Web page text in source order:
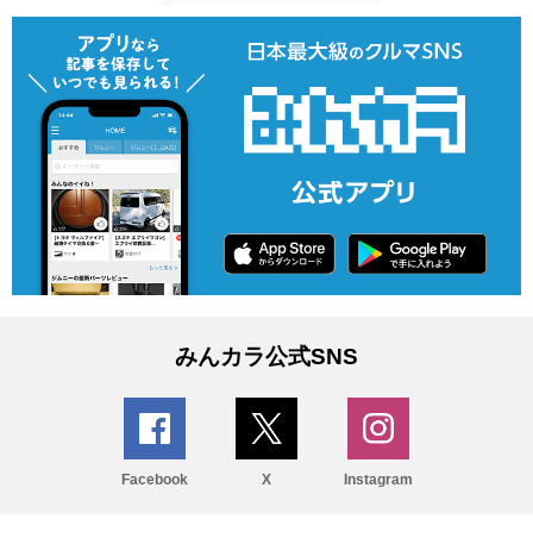
みんカラ公式SNS
Facebook X Instagram